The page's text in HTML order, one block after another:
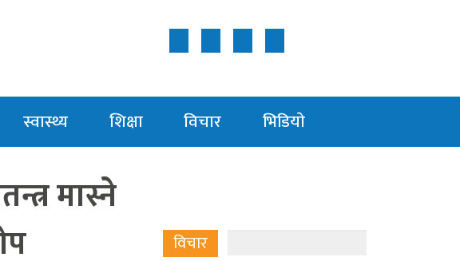
स्वास्थ्य शिक्षा विचार भिडियाे
मास्ने
विचार